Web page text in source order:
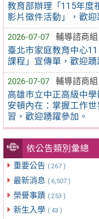
教育部辦理「115年度
影片徵件活動」，歡迎
2026-07-07
輔導諮商組
臺北市家庭教育中心
課程」宣傳單，歡迎踴
2026-07-07
輔導諮商組
高雄市立中正高級中
安頓內在：掌握工作
習，歡迎踴躍參加。
依公告類別彙總
重要公告 ( 267 )
最新消息 ( 6,507 )
榮譽事蹟 ( 253 )
新生入學 ( 43 )